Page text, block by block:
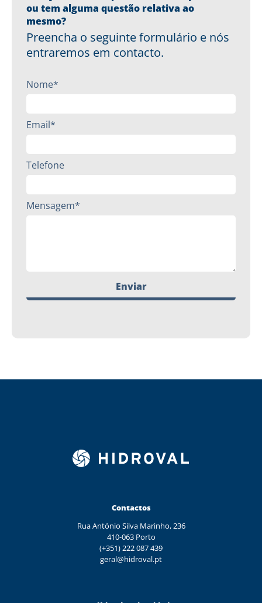
ou tem alguma questão relativa ao
mesmo?
Preencha o seguinte formulário e nós
entraremos em contacto.
Nome*
Email*
Telefone
Mensagem*
Enviar
Contactos
Rua António Silva Marinho, 236
410-063 Porto
(+351) 222 087 439
geral@hidroval.pt